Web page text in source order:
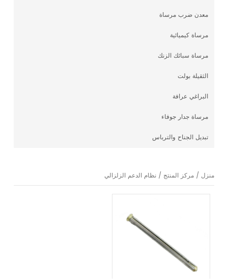
معدن ضرب مرساة
مرساة كيميائية
مرساة سبائك الزنك
الثقيلة بولت
البراغي عرافة
مرساة جدار جوفاء
تبديل الجناح والترباس
منزل/ مركز المنتج/ نظام الدعم الزلزالي